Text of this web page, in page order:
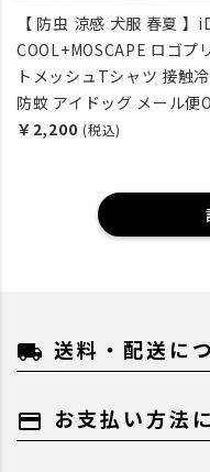
【 防虫 涼感 犬服 春夏 】
COOL+MOSCAPE ロゴプ
トメッシュTシャツ 接触
防蚊 アイドッグ メール便
￥2,200 (税込)
local_shipping 送料・配送に
payment お支払い方法